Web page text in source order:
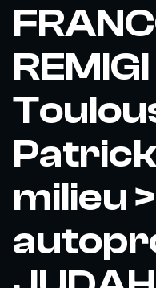
REMIGI
Patrick
milieu >